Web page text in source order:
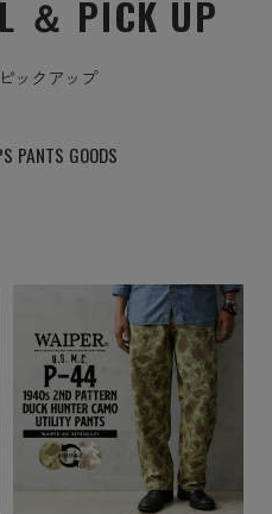
＆ PICK UP
ックアップ
PANTS GOODS